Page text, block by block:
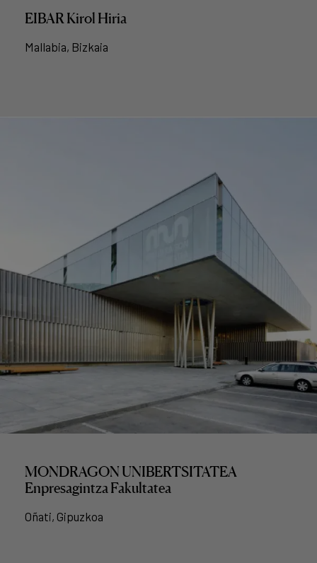
EIBAR Kirol Hiria
Mallabia, Bizkaia
MONDRAGON UNIBERTSITATEA
Enpresagintza Fakultatea
Oñati, Gipuzkoa